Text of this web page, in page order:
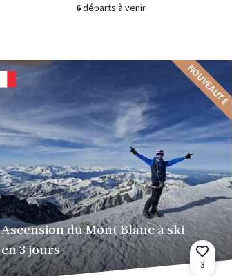
6départs à venir
NOUVEAUTÉ
Ascension du Mont Blanc à ski
en 3 jours
3